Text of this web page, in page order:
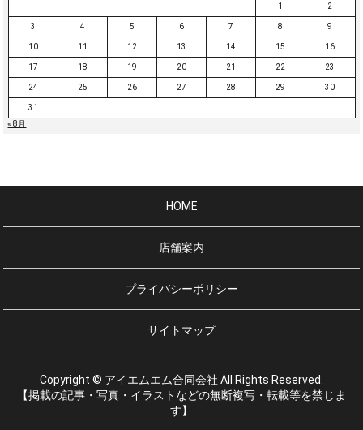
1 2
3 4 5 6 7 8 9
10 11 12 13 14 15 16
17 18 19 20 21 22 23
24 25 26 27 28 29 30
31
« 8月
HOME
店舗案内
プライバシーポリシー
サイトマップ
Copyright © アイエムエム合同会社 All Rights Reserved.
【掲載の記事・写真・イラストなどの無断複写・転載等を禁じま
す】